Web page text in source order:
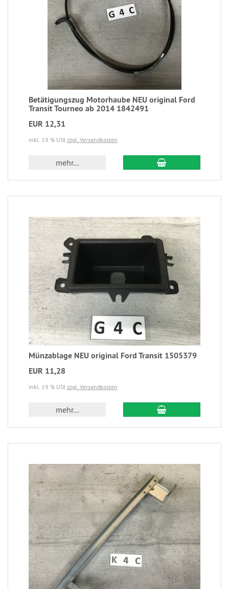
Betätigungszug Motorhaube NEU original Ford
Transit Tourneo ab 2014 1842491
EUR 12,31
inkl. 19 % USt zzgl. Versandkosten
mehr...
Münzablage NEU original Ford Transit 1505379
EUR 11,28
inkl. 19 % USt zzgl. Versandkosten
mehr...